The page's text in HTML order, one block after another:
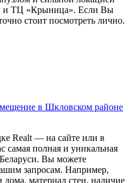
и ТЦ «Крыница». Если Вы
стоит посмотреть лично.
в Шкловском районе
Realt — на сайте или в
полная и уникальная
Вы можете
запросам. Например,
материал стен, наличие